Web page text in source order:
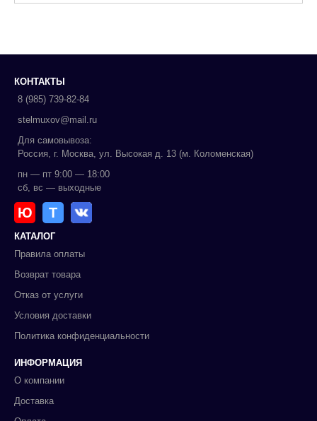
КОНТАКТЫ
8 (985) 739-82-84
stelmuxov@mail.ru
Для самовывоза:
Россия, г. Москва, ул. Высокая д. 13 (м. Коломенская)
пн — пт 9:00 — 18:00
сб, вс — выходные
Ю Т
КАТАЛОГ
Правила оплаты
Возврат товара
Отказ от услуги
Условия доставки
Политика конфиденциальности
ИНФОРМАЦИЯ
О компании
Доставка